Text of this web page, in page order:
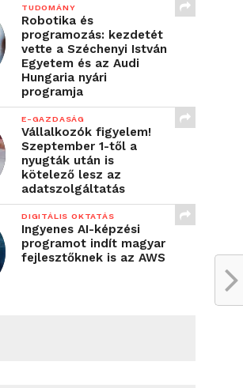
TUDOMÁNY
Robotika és
programozás: kezdetét
vette a Széchenyi István
Egyetem és az Audi
Hungaria nyári
programja
E-GAZDASÁG
Vállalkozók figyelem!
Szeptember 1-től a
nyugták után is
kötelező lesz az
adatszolgáltatás
DIGITÁLIS OKTATÁS
Ingyenes AI-képzési
programot indít magyar
fejlesztőknek is az AWS